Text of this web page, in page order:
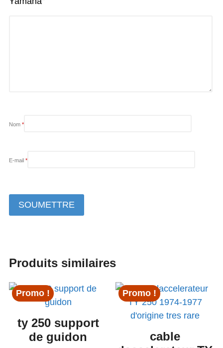
Nom *
E-mail *
Produits similaires
Promo !
ty 250 support
de guidon
Promo !
cable